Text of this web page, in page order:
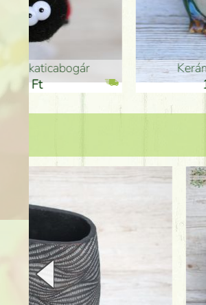
Kerámia béka 12cm
11 600 Ft